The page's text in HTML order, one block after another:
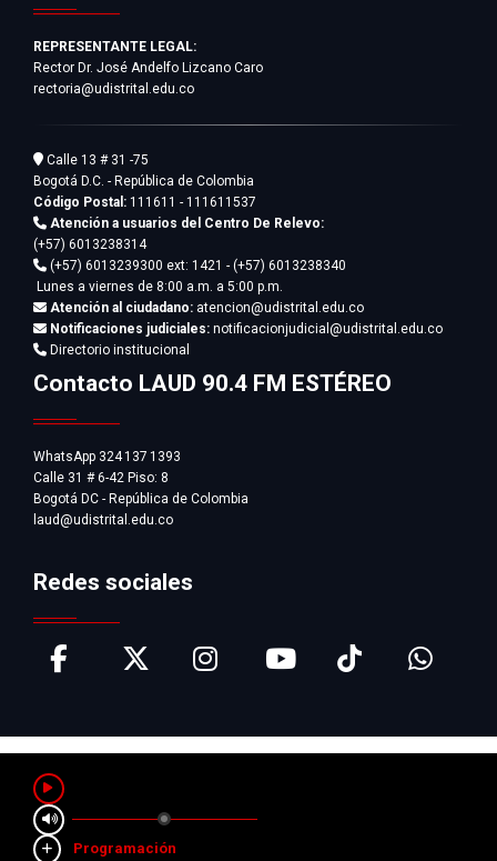
Programación
REPRESENTANTE LEGAL:
Rector Dr. José Andelfo Lizcano Caro
rectoria@udistrital.edu.co
Calle 13 # 31 -75
Bogotá D.C. - República de Colombia
Código Postal: 111611 - 111611537
Atención a usuarios del Centro De Relevo:
(+57) 6013238314
(+57) 6013239300 ext: 1421 - (+57) 6013238340
Lunes a viernes de 8:00 a.m. a 5:00 p.m.
Atención al ciudadano: atencion@udistrital.edu.co
Notificaciones judiciales: notificacionjudicial@udistrital.edu.co
Directorio institucional
Contacto LAUD 90.4 FM ESTÉREO
WhatsApp 324 137 1393
Calle 31 # 6-42 Piso: 8
Bogotá DC - República de Colombia
laud@udistrital.edu.co
Redes sociales